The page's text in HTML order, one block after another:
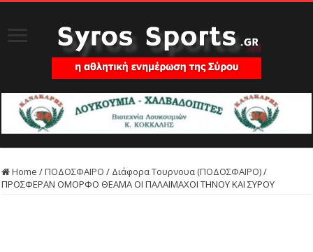
Home /ΠΟΔΟΣΦΑΙΡΟ / Διάφορα Τουρνουα (ΠΟΔΟΣΦΑΙΡΟ)/
ΠΡΟΣΦΕΡΑΝ ΟΜΟΡΦΟ ΘΕΑΜΑ ΟΙ ΠΑΛΑΙΜΑΧΟΙ ΤΗΝΟΥ ΚΑΙ ΣΥΡΟΥ